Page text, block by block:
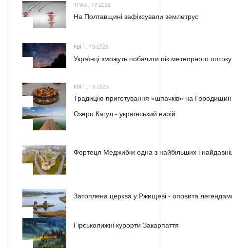
ТРАВ., 17 2026
На Полтавщині зафіксували землетрус
КВІТ., 19 2026
Українці зможуть побачити пік метеорного
КВІТ., 15 2026
Традицію приготування «шпачків» на
Озеро Кагул - український вирій
Фортеця Меджибіж одна з найбільших і
Затоплена церква у Ржищеві - оповита
Гірськолижні курорти Закарпаття